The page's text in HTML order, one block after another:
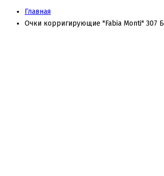
Главная
Очки корригирующие "Fabia Monti" 307 Б